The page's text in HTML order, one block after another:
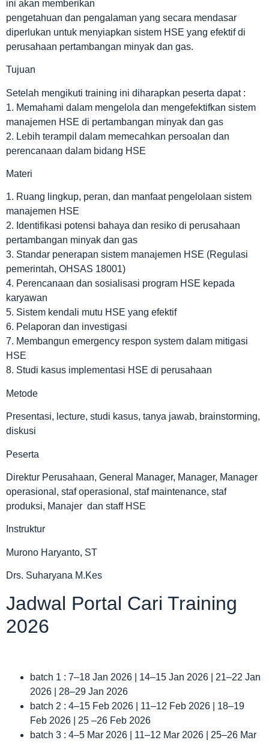
ini akan memberikan
pengetahuan dan pengalaman yang secara mendasar
diperlukan untuk menyiapkan sistem HSE yang efektif di
perusahaan pertambangan minyak dan gas.
Tujuan
Setelah mengikuti training ini diharapkan peserta dapat :
1. Memahami dalam mengelola dan mengefektifkan sistem
manajemen HSE di pertambangan minyak dan gas
2. Lebih terampil dalam memecahkan persoalan dan
perencanaan dalam bidang HSE
Materi
1. Ruang lingkup, peran, dan manfaat pengelolaan sistem
manajemen HSE
2. Identifikasi potensi bahaya dan resiko di perusahaan
pertambangan minyak dan gas
3. Standar penerapan sistem manajemen HSE (Regulasi
pemerintah, OHSAS 18001)
4. Perencanaan dan sosialisasi program HSE kepada
karyawan
5. Sistem kendali mutu HSE yang efektif
6. Pelaporan dan investigasi
7. Membangun emergency respon system dalam mitigasi
HSE
8. Studi kasus implementasi HSE di perusahaan
Metode
Presentasi, lecture, studi kasus, tanya jawab, brainstorming,
diskusi
Peserta
Direktur Perusahaan, General Manager, Manager, Manager
operasional, staf operasional, staf maintenance, staf
produksi, Manajer dan staff HSE
Instruktur
Murono Haryanto, ST
Drs. Suharyana M.Kes
Jadwal Portal Cari Training
2026
batch 1 : 7–18 Jan 2026 | 14–15 Jan 2026 | 21–22 Jan
2026 | 28–29 Jan 2026
batch 2 : 4–15 Feb 2026 | 11–12 Feb 2026 | 18–19
Feb 2026 | 25 –26 Feb 2026
batch 3 : 4–5 Mar 2026 | 11–12 Mar 2026 | 25–26 Mar